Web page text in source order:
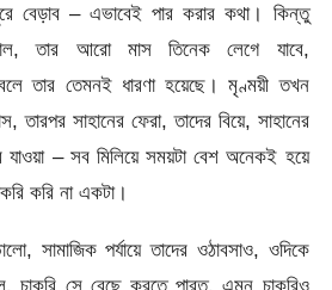
বেড়াব – এভাবেই পার করার কথা। কিন্তু
তার আরো মাস তিনেক লেগে যাবে,
তার তেমনই ধারণা হয়েছে। মৃণ্ময়ী তখন
সাহানের ফেরা, তাদের বিয়ে, সাহানের
যাওয়া – সব মিলিয়ে সময়টা বেশ অনেকই হয়ে
করি না একটা।
সামাজিক পর্যায়ে তাদের ওঠাবসাও, ওদিকে
চাকরি সে বেছে করতে পারত, এমন চাকরিও